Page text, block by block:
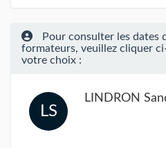
Pour consulter les dates
formateurs, veuillez cliquer
votre choix :
LS
LINDRON